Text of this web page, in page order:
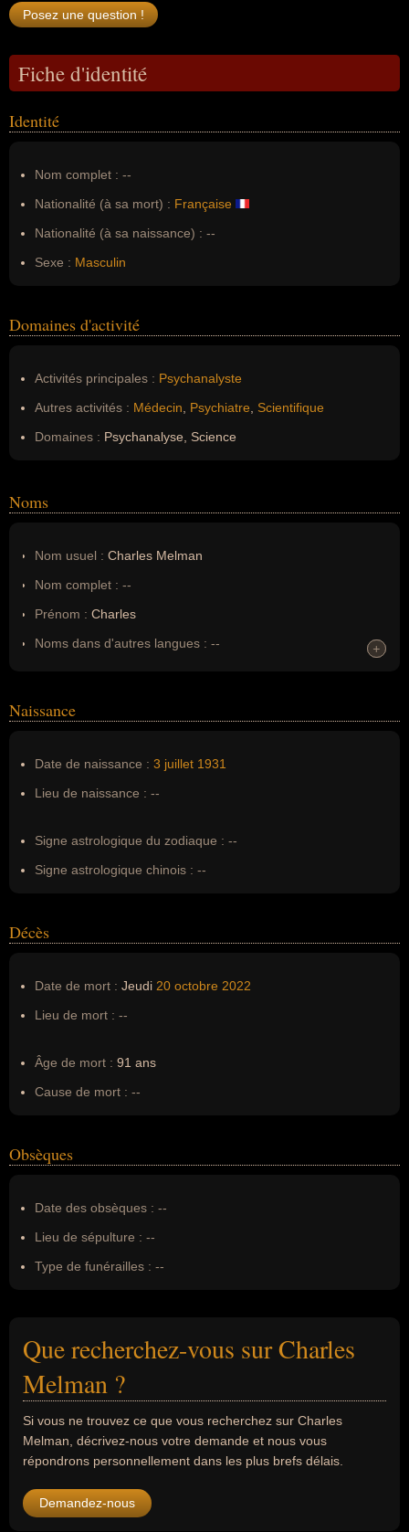
Fiche d'identité
Identité
Nom complet : --
Nationalité (à sa mort) : Française
Nationalité (à sa naissance) : --
Sexe : Masculin
Domaines d'activité
Activités principales : Psychanalyste
Autres activités : Médecin Psychiatre
Scientifique
Domaines : Psychanalyse, Science
Noms
Nom usuel : Charles Melman
Nom complet : --
Prénom : Charles
Noms dans d'autres langues : --
Nom de famille :Melman
+
+
Naissance
Date de naissance : 3 juillet 1931
Lieu de naissance : --
Signe astrologique du zodiaque : --
Signe astrologique chinois : --
Décès
Date de mort : Jeudi 20 octobre 2022
Lieu de mort : --
Âge de mort : 91 ans
Cause de mort : --
Obsèques
Date des obsèques : --
Lieu de sépulture : --
Type de funérailles : --
Que recherchez-vous sur Charles
Melman ?
Si vous ne trouvez ce que vous recherchez sur Charles
Melman, décrivez-nous votre demande et nous vous
répondrons personnellement dans les plus brefs délais.
Demandez-nous